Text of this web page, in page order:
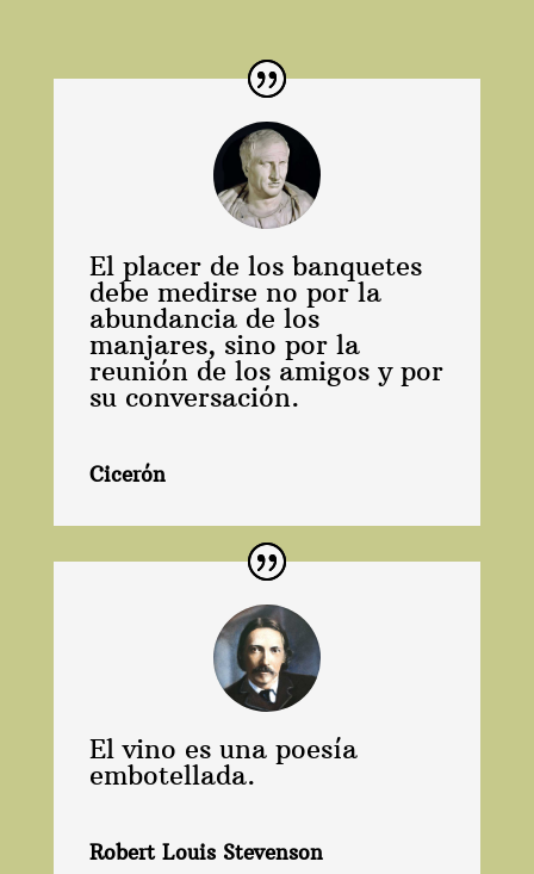
El placer de los banquetes
debe medirse no por la
abundancia de los
manjares, sino por la
reunión de los amigos y por
su conversación.
Cicerón
El vino es una poesía
embotellada.
Robert Louis Stevenson